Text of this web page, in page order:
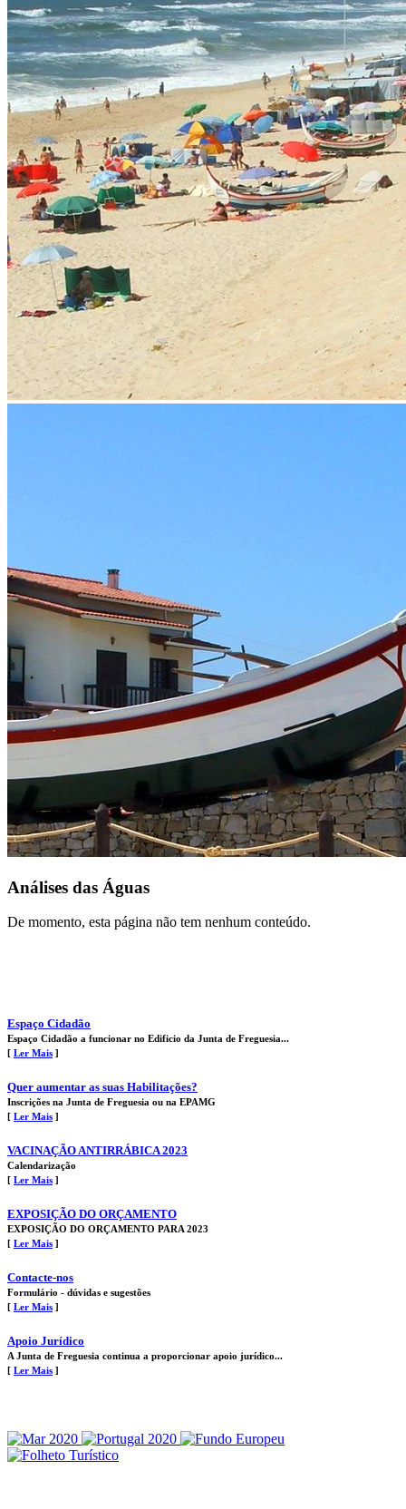
Análises das Águas
De momento, esta página não tem nenhum conteúdo.
Espaço Cidadão
Espaço Cidadão a funcionar no Edificio da Junta de Freguesia...
[ Ler Mais ]
Quer aumentar as suas Habilitações?
Inscrições na Junta de Freguesia ou na EPAMG
[ Ler Mais ]
VACINAÇÃO ANTIRRÁBICA 2023
Calendarização
[ Ler Mais ]
EXPOSIÇÃO DO ORÇAMENTO
EXPOSIÇÃO DO ORÇAMENTO PARA 2023
[ Ler Mais ]
Contacte-nos
Formulário - dúvidas e sugestões
[ Ler Mais ]
Apoio Jurídico
A Junta de Freguesia continua a proporcionar apoio jurídico...
[ Ler Mais ]